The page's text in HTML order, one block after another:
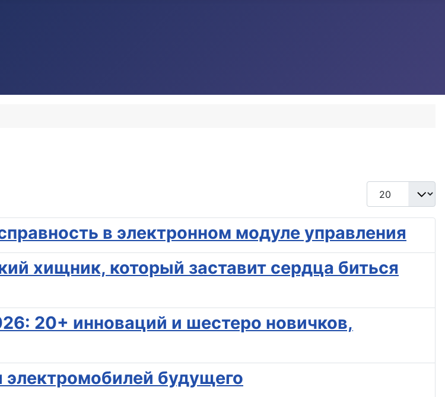
Кол-во строк:
в электронном модуле управления
хищник, который заставит сердца биться
20+ инноваций и шестеро новичков,
будущего